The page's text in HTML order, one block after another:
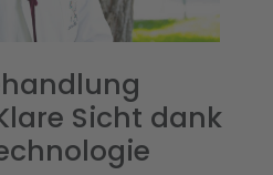
Sicht dank